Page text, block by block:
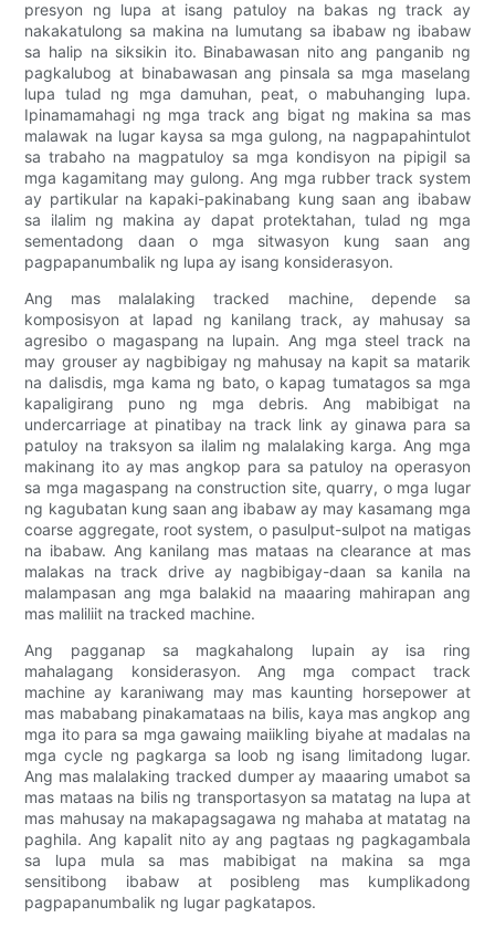
presyon ng lupa at isang patuloy na bakas ng track ay
nakakatulong sa makina na lumutang sa ibabaw ng ibabaw
sa halip na siksikin ito. Binabawasan nito ang panganib ng
pagkalubog at binabawasan ang pinsala sa mga maselang
lupa tulad ng mga damuhan, peat, o mabuhanging lupa.
Ipinamamahagi ng mga track ang bigat ng makina sa mas
malawak na lugar kaysa sa mga gulong, na nagpapahintulot
sa trabaho na magpatuloy sa mga kondisyon na pipigil sa
mga kagamitang may gulong. Ang mga rubber track system
ay partikular na kapaki-pakinabang kung saan ang ibabaw
sa ilalim ng makina ay dapat protektahan, tulad ng mga
sementadong daan o mga sitwasyon kung saan ang
pagpapanumbalik ng lupa ay isang konsiderasyon.
Ang mas malalaking tracked machine, depende sa
komposisyon at lapad ng kanilang track, ay mahusay sa
agresibo o magaspang na lupain. Ang mga steel track na
may grouser ay nagbibigay ng mahusay na kapit sa matarik
na dalisdis, mga kama ng bato, o kapag tumatagos sa mga
kapaligirang puno ng mga debris. Ang mabibigat na
undercarriage at pinatibay na track link ay ginawa para sa
patuloy na traksyon sa ilalim ng malalaking karga. Ang mga
makinang ito ay mas angkop para sa patuloy na operasyon
sa mga magaspang na construction site, quarry, o mga lugar
ng kagubatan kung saan ang ibabaw ay may kasamang mga
coarse aggregate, root system, o pasulput-sulpot na matigas
na ibabaw. Ang kanilang mas mataas na clearance at mas
malakas na track drive ay nagbibigay-daan sa kanila na
malampasan ang mga balakid na maaaring mahirapan ang
mas maliliit na tracked machine.
Ang pagganap sa magkahalong lupain ay isa ring
mahalagang konsiderasyon. Ang mga compact track
machine ay karaniwang may mas kaunting horsepower at
mas mababang pinakamataas na bilis, kaya mas angkop ang
mga ito para sa mga gawaing maiikling biyahe at madalas na
mga cycle ng pagkarga sa loob ng isang limitadong lugar.
Ang mas malalaking tracked dumper ay maaaring umabot sa
mas mataas na bilis ng transportasyon sa matatag na lupa at
mas mahusay na makapagsagawa ng mahaba at matatag na
paghila. Ang kapalit nito ay ang pagtaas ng pagkagambala
sa lupa mula sa mas mabibigat na makina sa mga
sensitibong ibabaw at posibleng mas kumplikadong
pagpapanumbalik ng lugar pagkatapos.